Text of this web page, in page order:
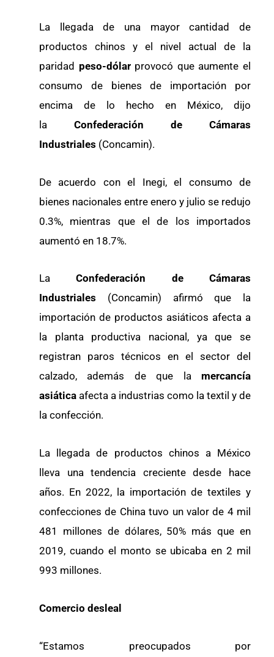
La llegada de una mayor cantidad de
productos chinos y el nivel actual de la
paridad peso-dólar provocó que aumente el
consumo de bienes de importación por
encima de lo hecho en México, dijo
la Confederación de Cámaras
Industriales (Concamin).
De acuerdo con el Inegi, el consumo de
bienes nacionales entre enero y julio se redujo
0.3%, mientras que el de los importados
aumentó en 18.7%.
LaConfederación de Cámaras
Industriales (Concamin) afirmó que la
importación de productos asiáticos afecta a
la planta productiva nacional, ya que se
registran paros técnicos en el sector del
calzado, además de que la mercancía
asiática afecta a industrias como la textil y de
la confección.
La llegada de productos chinos a México
lleva una tendencia creciente desde hace
años. En 2022, la importación de textiles y
confecciones de China tuvo un valor de 4 mil
481 millones de dólares, 50% más que en
2019, cuando el monto se ubicaba en 2 mil
993 millones.
Comercio desleal
“Estamos preocupados por